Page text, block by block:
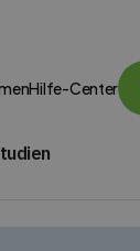
Hilfe-Center